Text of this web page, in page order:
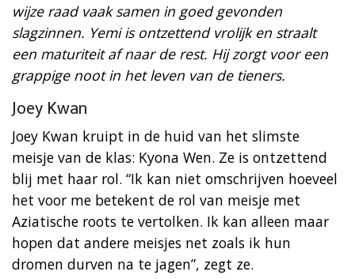
wijze raad vaak samen in goed gevonden
slagzinnen. Yemi is ontzettend vrolijk en straalt
een maturiteit af naar de rest. Hij zorgt voor een
grappige noot in het leven van de tieners.
Joey Kwan
Joey Kwan kruipt in de huid van het slimste
meisje van de klas: Kyona Wen. Ze is ontzettend
blij met haar rol. “Ik kan niet omschrijven hoeveel
het voor me betekent de rol van meisje met
Aziatische roots te vertolken. Ik kan alleen maar
hopen dat andere meisjes net zoals ik hun
dromen durven na te jagen”, zegt ze.